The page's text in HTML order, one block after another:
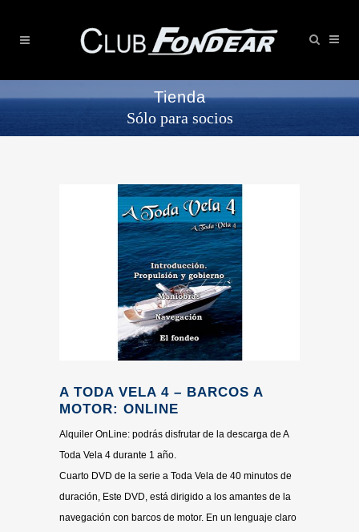
Tienda
Sólo para socios
A TODA VELA 4 – BARCOS A
MOTOR: ONLINE
Alquiler OnLine: podrás disfrutar de la descarga de A
Toda Vela 4 durante 1 año.
Cuarto DVD de la serie a Toda Vela de 40 minutos de
duración, Este DVD, está dirigido a los amantes de la
navegación con barcos de motor. En un lenguaje claro